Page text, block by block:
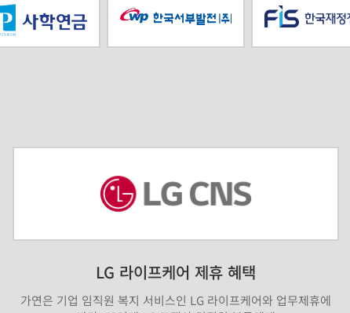
LG 라이프케어 제휴 혜택
가연은 기업 임직원 복지 서비스인 LG 라이프케어와 업무제휴에